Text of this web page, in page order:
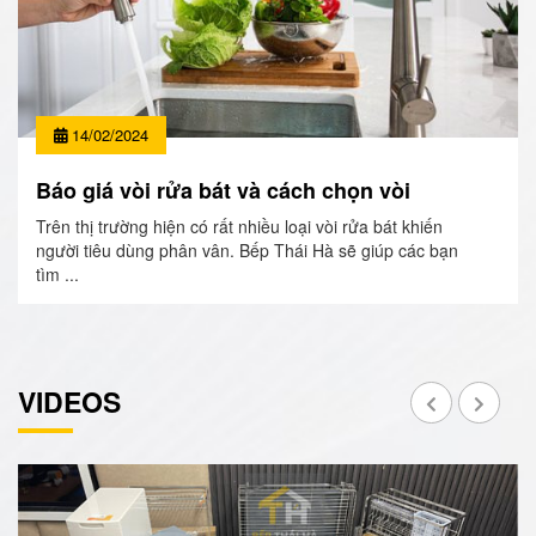
14/02/2024
Báo giá vòi rửa bát và cách chọn vòi
Trên thị trường hiện có rất nhiều loại vòi rửa bát khiến
người tiêu dùng phân vân. Bếp Thái Hà sẽ giúp các bạn
tìm ...
VIDEOS